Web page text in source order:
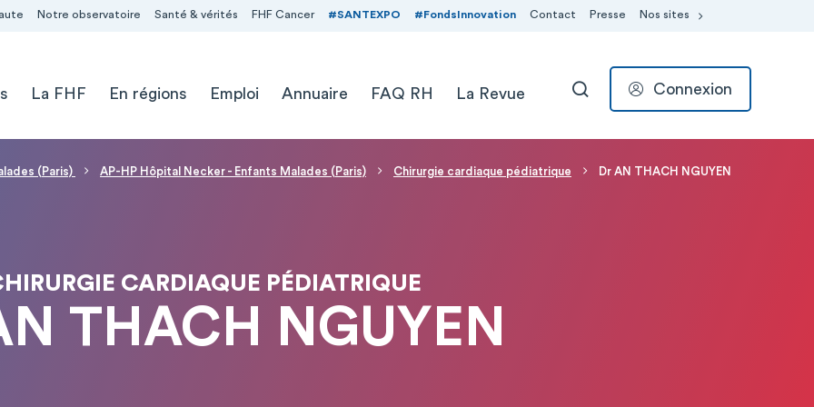
Notre observatoire Santé & vérités FHF Cancer #SANTEXPO #FondsInnovation Contact Presse Nos sites
La FHF En régions Emploi Annuaire FAQ RH La Revue RECHERCHER
Connexion
(Paris) AP-HP Hôpital Necker - Enfants Malades (Paris) Chirurgie cardiaque pédiatrique Dr AN THACH NGUYEN
CARDIAQUE PÉDIATRIQUE
THACH NGUYEN